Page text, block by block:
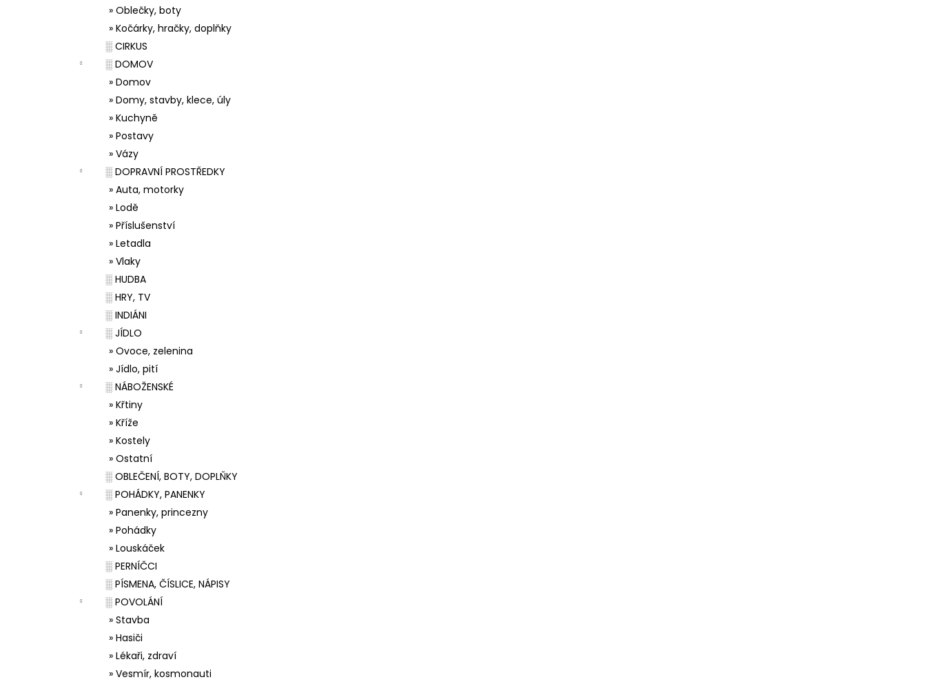
» Oblečky, boty
» Kočárky, hračky, doplňky
░ CIRKUS
░ DOMOV
» Domov
» Domy, stavby, klece, úly
» Kuchyně
» Postavy
» Vázy
░ DOPRAVNÍ PROSTŘEDKY
» Auta, motorky
» Lodě
» Příslušenství
» Letadla
» Vlaky
░ HUDBA
░ HRY, TV
░ INDIÁNI
░ JÍDLO
» Ovoce, zelenina
» Jídlo, pití
░ NÁBOŽENSKÉ
» Křtiny
» Kříže
» Kostely
» Ostatní
░ OBLEČENÍ, BOTY, DOPLŇKY
░ POHÁDKY, PANENKY
» Panenky, princezny
» Pohádky
» Louskáček
░ PERNÍČCI
░ PÍSMENA, ČÍSLICE, NÁPISY
░ POVOLÁNÍ
» Stavba
» Hasiči
» Lékaři, zdraví
» Vesmír, kosmonauti